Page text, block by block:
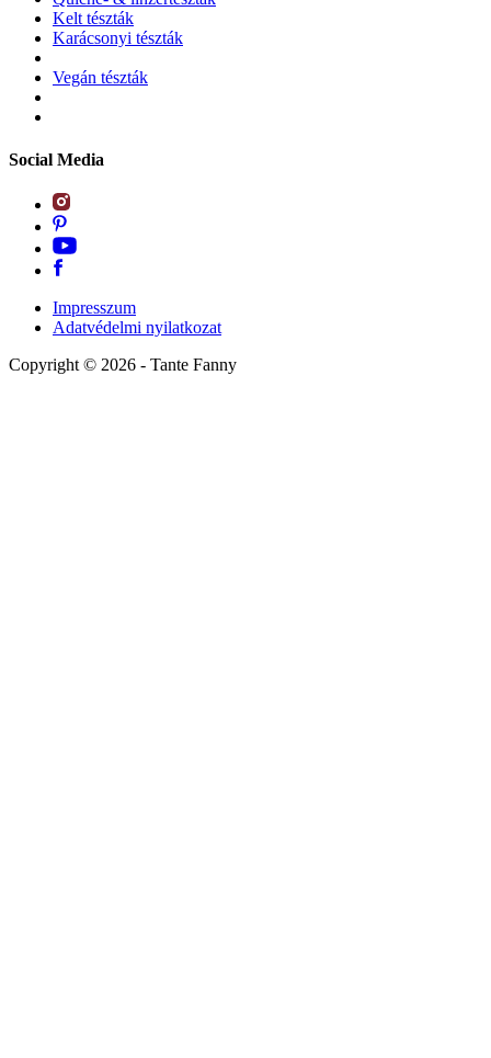
Kelt tészták
Karácsonyi tészták
Vegán tészták
Social Media
Impresszum
Adatvédelmi nyilatkozat
Copyright © 2026 - Tante Fanny